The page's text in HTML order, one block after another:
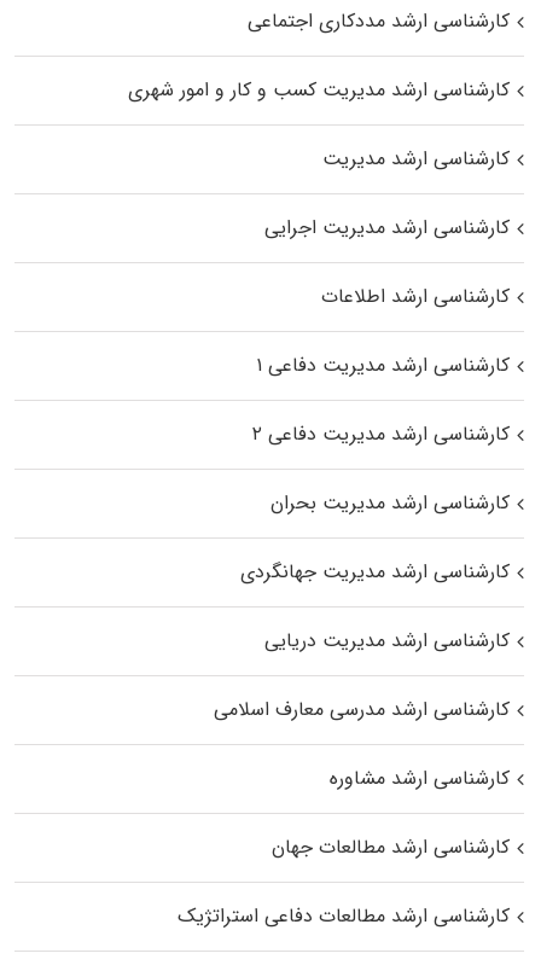
کارشناسی ارشد مددکاری اجتماعی
کارشناسی ارشد مدیریت کسب و کار و امور شهری
کارشناسی ارشد مدیریت
کارشناسی ارشد مدیریت اجرایی
کارشناسی ارشد اطلاعات
کارشناسی ارشد مدیریت دفاعی ۱
کارشناسی ارشد مدیریت دفاعی ۲
کارشناسی ارشد مدیریت بحران
کارشناسی ارشد مدیریت جهانگردی
کارشناسی ارشد مدیریت دریایی
کارشناسی ارشد مدرسی معارف اسلامی
کارشناسی ارشد مشاوره
کارشناسی ارشد مطالعات جهان
کارشناسی ارشد مطالعات دفاعی استراتژیک